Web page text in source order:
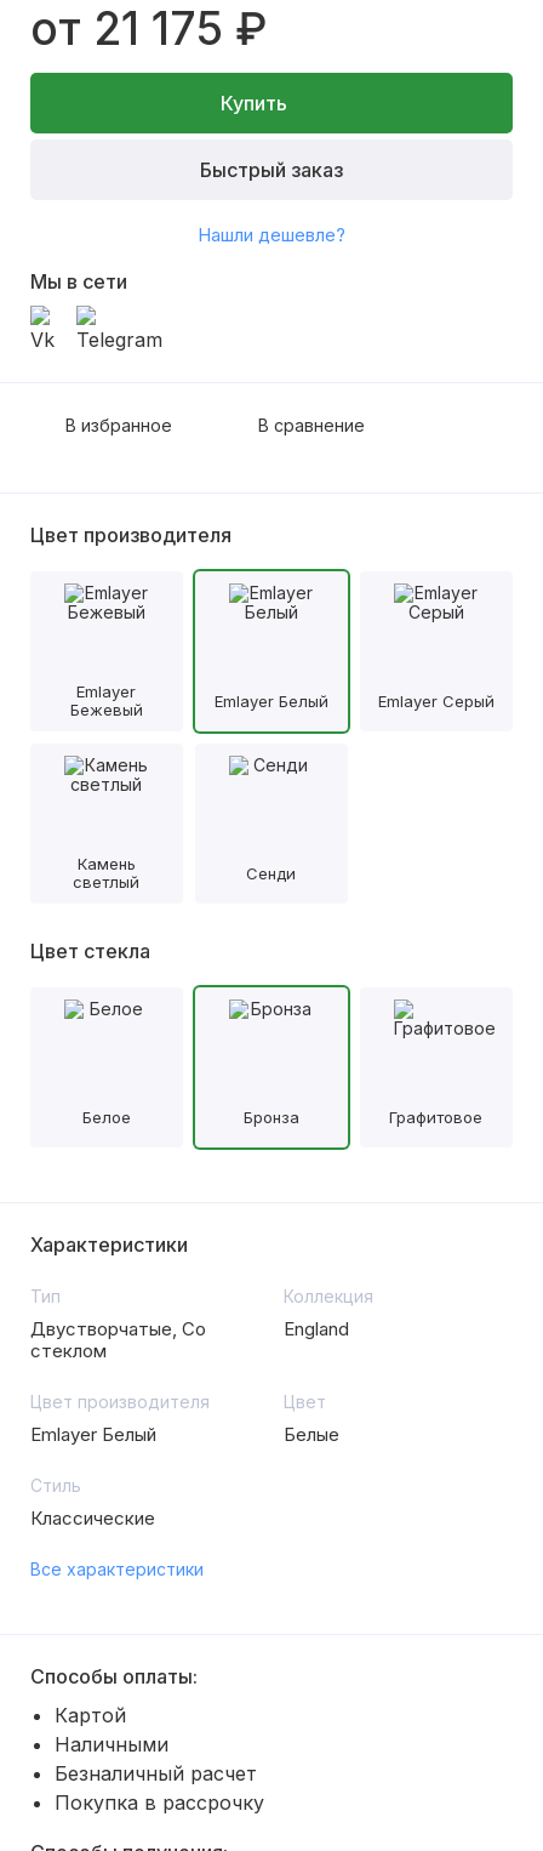
от 21 175 ₽
Купить
Быстрый заказ
Нашли дешевле?
Мы в сети
В избранное В сравнение
Цвет производителя
Emlayer
Бежевый
Emlayer Белый Emlayer Серый
Камень
светлый
Сенди
Цвет стекла
Белое Бронза Графитовое
Характеристики
Тип
Двустворчатые, Со
стеклом
Коллекция
England
Цвет производителя
Emlayer Белый
Цвет
Белые
Стиль
Классические
Все характеристики
Способы оплаты:
Картой
Наличными
Безналичный расчет
Покупка в рассрочку